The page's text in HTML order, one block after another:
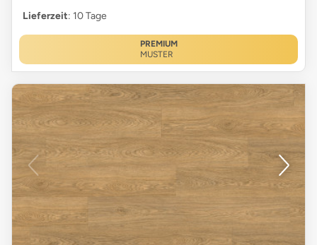
Lieferzeit: 10 Tage
PREMIUM
MUSTER